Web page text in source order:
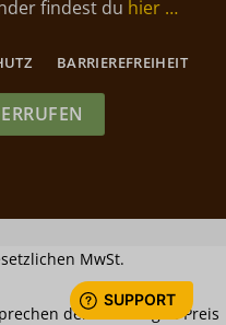
findest du hier …
BARRIEREFREIHEIT
MwSt.
dem bisherigen Preis